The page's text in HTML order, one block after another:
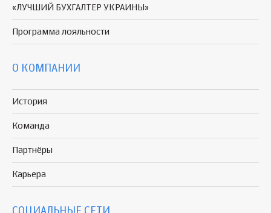
«ЛУЧШИЙ БУХГАЛТЕР УКРАИНЫ»
Программа лояльности
О КОМПАНИИ
История
Команда
Партнёры
Карьера